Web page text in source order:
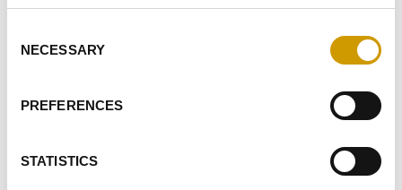
Selection
NECESSARY
PREFERENCES
STATISTICS
CADRE DU PROFILAGE
FAITS SAILLANTS